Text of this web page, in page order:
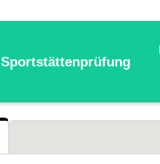
Sportstättenprüfung